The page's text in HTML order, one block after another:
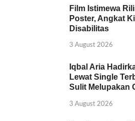
Film Istimewa
Poster, Angkat
Disabilitas
3 August 2026
Iqbal Aria
Lewat Single
Sulit Melupakan
3 August 2026